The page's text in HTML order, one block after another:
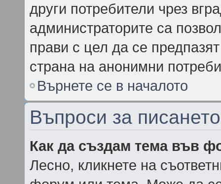
други потребители чрез
администраторите са
прави с цел да се
страна на анонимни
Върнете се в началото
Въпроси за
Как да създам тема във
Лесно, кликнете на